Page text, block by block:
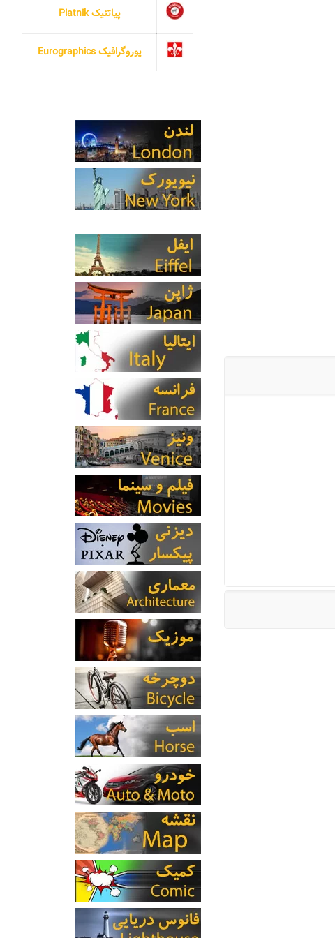
پیاتنیک Piatnik
یوروگرافیک Eurographics